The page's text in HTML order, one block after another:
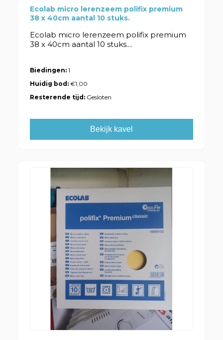
Ecolab micro lerenzeem polifix premium
38 x 40cm aantal 10 stuks.
Ecolab micro lerenzeem polifix premium
38 x 40cm aantal 10 stuks....
Biedingen: 1
Huidig bod:€1,00
Resterende tijd: Gesloten
Bekijk kavel